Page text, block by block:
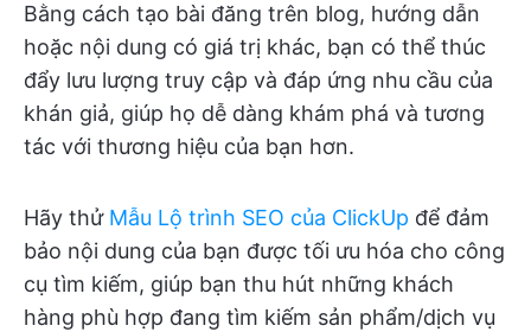
Bằng cách tạo bài đăng trên blog, hướng dẫn
hoặc nội dung có giá trị khác, bạn có thể thúc
đẩy lưu lượng truy cập và đáp ứng nhu cầu của
khán giả, giúp họ dễ dàng khám phá và tương
tác với thương hiệu của bạn hơn.
Hãy thử Mẫu Lộ trình SEO của ClickUp để đảm
bảo nội dung của bạn được tối ưu hóa cho công
cụ tìm kiếm, giúp bạn thu hút những khách
hàng phù hợp đang tìm kiếm sản phẩm/dịch vụ